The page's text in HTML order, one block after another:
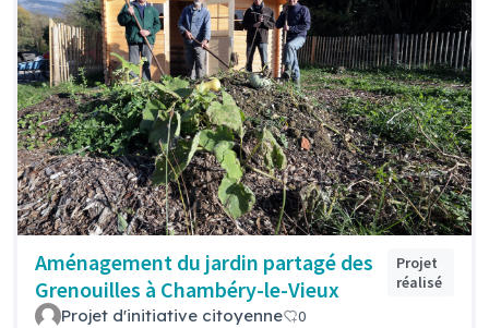
Aménagement du jardin partagé des
Grenouilles à Chambéry-le-Vieux
Projet
réalisé
Projet d'initiative citoyenne 0